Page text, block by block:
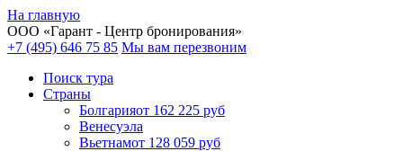
На главную
ООО «Гарант - Центр бронирования»
+7 (495) 646 75 85 Мы вам перезвоним
Поиск тура
Cтраны
Болгарияот 162 225 руб
Венесуэла
Вьетнамот 128 059 руб